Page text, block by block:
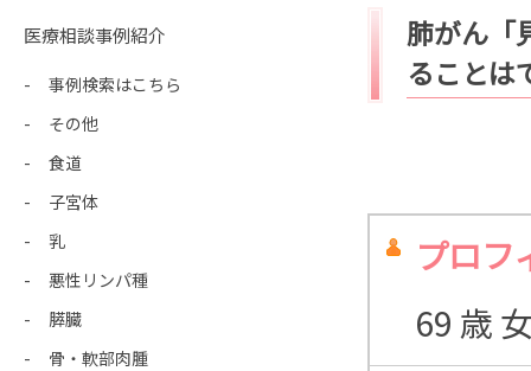
肺がん「
ることは
プロフ
69 歳
医療相談事例紹介
事例検索はこちら
その他
食道
子宮体
乳
悪性リンパ種
膵臓
骨・軟部肉腫